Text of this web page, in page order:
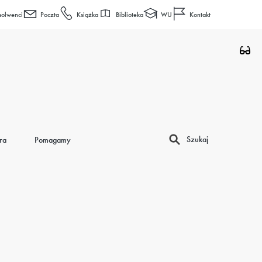
Poczta Książka Biblioteka WU Kontakt
Pomagamy Szukaj